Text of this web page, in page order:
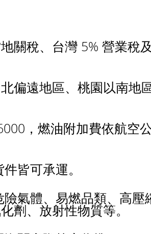
關稅、台灣 5% 營業稅
偏遠地區、桃園以南地
，燃油附加費依航空
皆可承運。
氣體、易燃品類、高壓
劑、放射性物質等。